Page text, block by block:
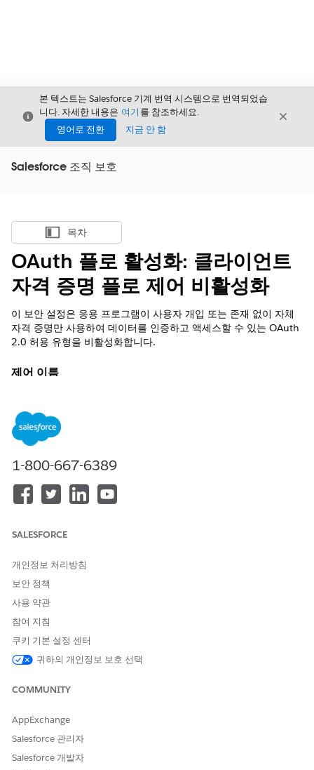
닫기
본 텍스트는 Salesforce 기계 번역 시스템으로 번역되었습
니다. 자세한 내용은 여기 를 참조하세요.
영어로 전환
지금 안 함
닫기
Salesforce 조직 보호
목차 표시
목차
OAuth 플로 활성화: 클라이언트
자격 증명 플로 제어 비활성화
이 보안 설정은 응용 프로그램이 사용자 개입 또는 존재 없이 자체
자격 증명만 사용하여 데이터를 인증하고 액세스할 수 있는 OAuth
2.0 허용 유형을 비활성화합니다.
제어 이름
로 비활성화
권장 구성
클라이언트 자격 증명 플로를 비활성화합니다.
제어 개요
자격 증명만 사용하여 데이터를 인증하고 액세스할 수 있는 OAuth
이 플로가 활성화되면 단일 클라이언트 자격 증명 집합의 저하로 인
해 공격자가 전체 조직의 데이터에 높은 권한 수준에서 지속적으로
자율적으로 액세스할 수 있으며 다단계 인증을 완전히 우회합니다.
위협 시나리오
호에 액세스하고 이를 사용하여 만료되지 않는 백그라운드 프로세
예상 CVSS 점수 범위
높음(7.0~8.9)
1-800-667-6389
SALESFORCE
개인정보 처리방침
보안 정책
사용 약관
참여 지침
쿠키 기본 설정 센터
귀하의 개인정보 보호 선택
COMMUNITY
AppExchange
Salesforce 관리자
Salesforce 개발자